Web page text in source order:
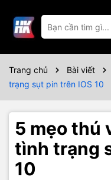
Trang chủ Bài viết
trạng sụt pin trên IOS 10
5 mẹo thú
tình trạng
10